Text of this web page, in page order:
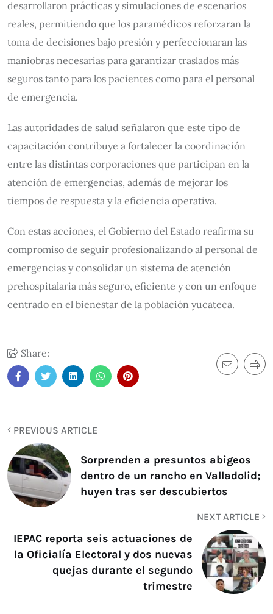
desarrollaron prácticas y simulaciones de escenarios
reales, permitiendo que los paramédicos reforzaran la
toma de decisiones bajo presión y perfeccionaran las
maniobras necesarias para garantizar traslados más
seguros tanto para los pacientes como para el personal
de emergencia.
Las autoridades de salud señalaron que este tipo de
capacitación contribuye a fortalecer la coordinación
entre las distintas corporaciones que participan en la
atención de emergencias, además de mejorar los
tiempos de respuesta y la eficiencia operativa.
Con estas acciones, el Gobierno del Estado reafirma su
compromiso de seguir profesionalizando al personal de
emergencias y consolidar un sistema de atención
prehospitalaria más seguro, eficiente y con un enfoque
centrado en el bienestar de la población yucateca.
Share:
PREVIOUS ARTICLE
Sorprenden a presuntos abigeos
dentro de un rancho en Valladolid;
huyen tras ser descubiertos
NEXT ARTICLE
IEPAC reporta seis actuaciones de
la Oficialía Electoral y dos nuevas
quejas durante el segundo
trimestre